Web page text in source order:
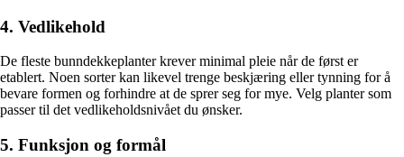
4. Vedlikehold
De fleste bunndekkeplanter krever minimal pleie når de først er
etablert. Noen sorter kan likevel trenge beskjæring eller tynning for å
bevare formen og forhindre at de sprer seg for mye. Velg planter som
passer til det vedlikeholdsnivået du ønsker.
5. Funksjon og formål